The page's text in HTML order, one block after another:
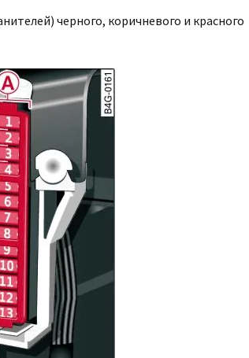
черного, коричневого и красного